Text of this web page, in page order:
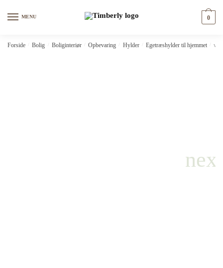
MENU 0
Forside Bolig Boliginteriør Opbevaring Hylder Egetræshylder til hjemmet